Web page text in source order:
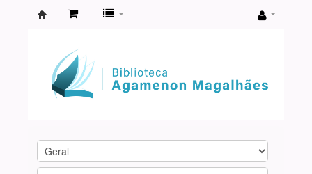
Agamenon
Magalhães